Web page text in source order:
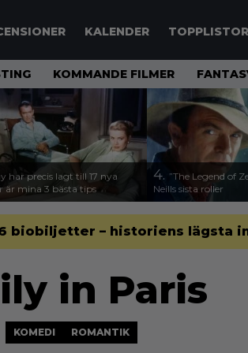
KALENDER TOPPLISTOR
KOMMANDE FILMER
har precis lagt till 17 nya
är mina 3 bästa tips
4. ”The Legend of
Neills sista roller
biobiljetter – historiens lägsta
in Paris
KOMEDI ROMANTIK